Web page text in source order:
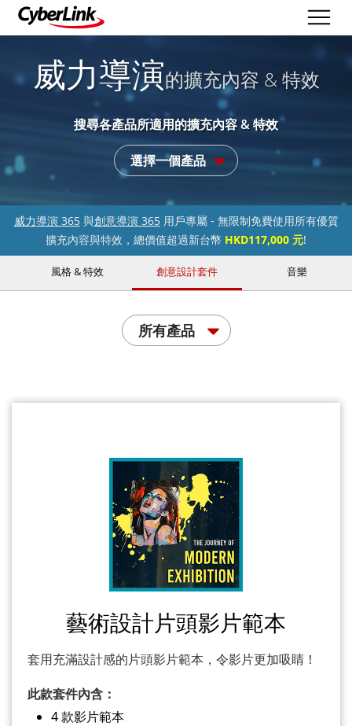
威力導演的擴充內容 & 特效
搜尋各產品所適用的擴充內容 & 特效
選擇一個產品
威力導演 365與創意導演 365用戶專屬 - 無限制免費使用所有優質
擴充內容與特效，總價值超過新台幣 HKD117,000 元!
風格 & 特效 創意設計套件 音樂
所有產品
藝術設計片頭影片範本
套用充滿設計感的片頭影片範本，令影片更加吸睛！
此款套件內含：
4 款影片範本